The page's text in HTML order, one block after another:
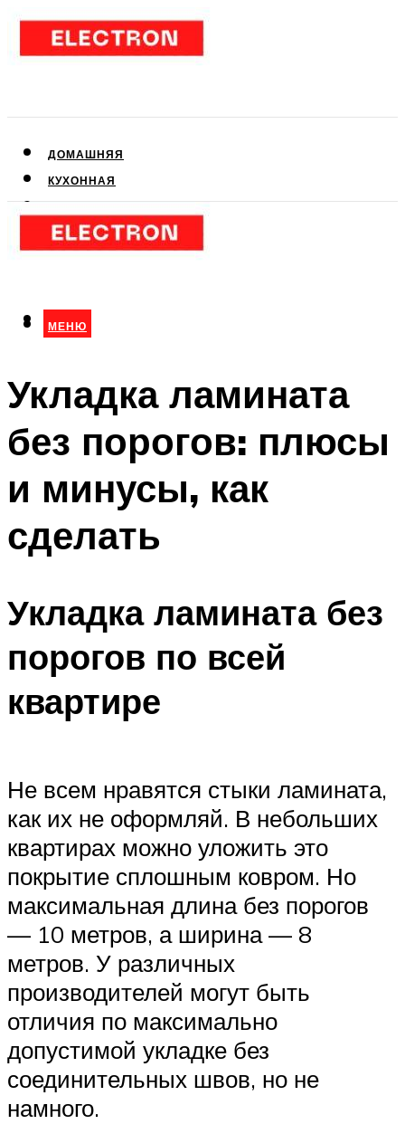
ДОМАШНЯЯ
КУХОННАЯ
КЛИМАТИЧЕСКАЯ
МЕНЮ
МЕНЮ
Укладка ламината
без порогов: плюсы
и минусы, как
сделать
Укладка ламината без
порогов по всей
квартире
Не всем нравятся стыки ламината,
как их не оформляй. В небольших
квартирах можно уложить это
покрытие сплошным ковром. Но
максимальная длина без порогов
— 10 метров, а ширина — 8
метров. У различных
производителей могут быть
отличия по максимально
допустимой укладке без
соединительных швов, но не
намного.